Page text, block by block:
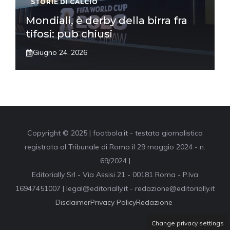
STORIE DI CALCIO
Mondiali, è derby della birra fra
tifosi: pub chiusi
Giugno 24, 2026
Copyright © 2025 | footbola.it - testata giornalistica
registrata al Tribunale di Roma il 29 maggio 2024 - n.
69/2024 |
Editorially Srl - Via Assisi 21 - 00181 Roma - P.Iva
16947451007 | legal@editorially.it - redazione@editorially.it
DisclaimerPrivacy PolicyRedazione
Change privacy settings